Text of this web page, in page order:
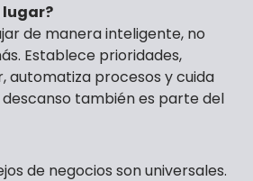
lugar?
de manera inteligente, no
Establece prioridades,
automatiza procesos y cuida
descanso también es parte del
de negocios son universales.